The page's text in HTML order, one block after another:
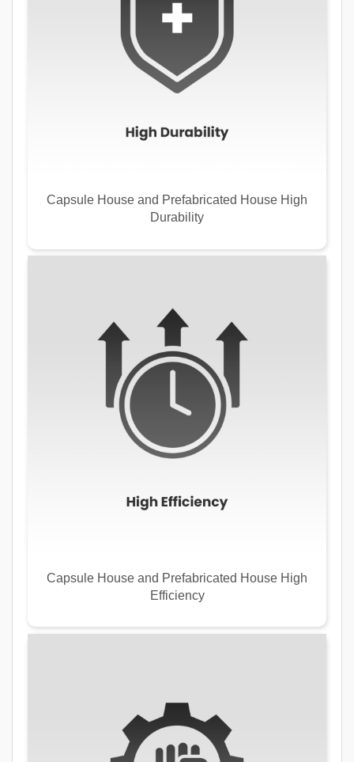
Capsule House and Prefabricated House High
Durability
Capsule House and Prefabricated House High
Efficiency